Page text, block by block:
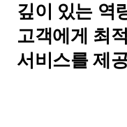
깊이 있는 역
고객에게 최
서비스를 제